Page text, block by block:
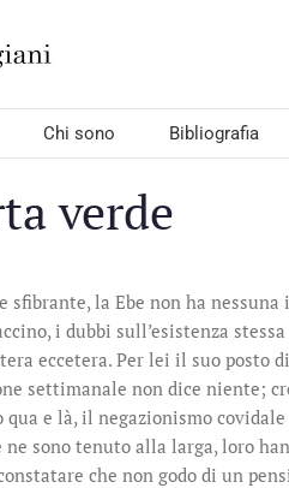
Chi sono Bibliografia
verde
sfibrante, la Ebe non ha
i dubbi sull’esistenza
eccetera. Per lei il suo
settimanale non dice niente;
qua e là, il negazionismo
ne sono tenuto alla larga, loro
che non godo di un